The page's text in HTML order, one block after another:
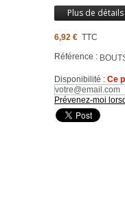
Plus de détails
6,92 € TTC
Référence :
Disponibilité : Ce
Prévenez-moi